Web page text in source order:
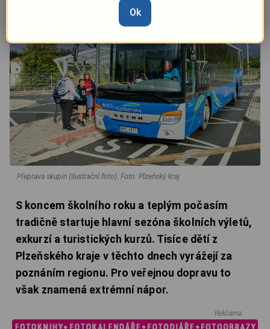
Přeprava skupin (ilustrační foto). Foto: Plzeňský kraj
S koncem školního roku a teplým počasím
tradičně startuje hlavní sezóna školních výletů,
exkurzí a turistických kurzů. Tisíce dětí z
Plzeňského kraje v těchto dnech vyrážejí za
poznáním regionu. Pro veřejnou dopravu to
však znamená extrémní nápor.
Reklama
Ok